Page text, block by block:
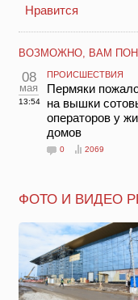
Нравится
ВОЗМОЖНО, ВАМ
08
мая
13:54
ПРОИСШЕСТВИЯ
Пермяки
на вышки
операторов у
домов
0 2069
ФОТО И ВИДЕО